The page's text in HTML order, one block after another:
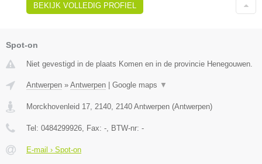
BEKIJK VOLLEDIG PROFIEL
Spot-on
Niet gevestigd in de plaats Komen en in de provincie Henegouwen.
Antwerpen » Antwerpen Google maps ▼
Morckhovenleid 17, 2140 2140 Antwerpen (Antwerpen)
Tel: 0484299926 , Fax: - , BTW-nr: -
E-mail › Spot-on